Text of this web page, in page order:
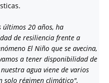
últimos 20 años, ha
de resiliencia frente a
El Niño que se avecina,
a tener disponibilidad de
agua viene de varios
solo régimen climático",